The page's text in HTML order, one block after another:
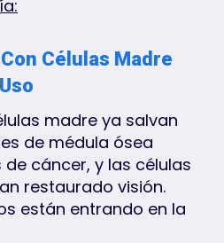
Células Madre
madre ya salvan
de médula ósea
cáncer, y las células
restaurado visión.
están entrando en la